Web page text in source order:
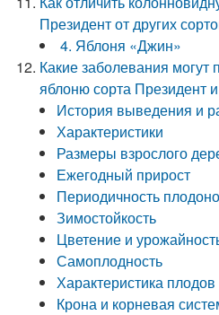
Президент от других
4. Яблоня «Джин»
Какие заболевания
яблоню сорта Президент и
История выведения и
Характеристики
Размеры взрослого
Ежегодный прирост
Периодичность
Зимостойкость
Цветение и
Самоплодность
Характеристика плодов
Крона и корневая